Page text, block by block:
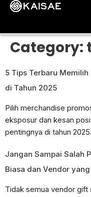
Category:
5 Tips Terbaru
di Tahun 2025
Pilih merchandise
eksposur dan kesan
pentingnya di tahun 2025.
Jangan Sampai Salah
Biasa dan Vendor
Tidak semua vendor gift